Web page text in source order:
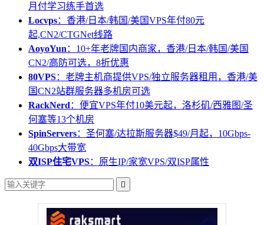
月付学习练手首选
Locvps：香港/日本/韩国/美国VPS年付80元
起,CN2/CTGNet线路
AoyoYun ：10+年老牌国内商家，香港/日本/韩国/美国
CN2/高防可选，8折优惠
80VPS：老牌主机商提供VPS/独立服务器租用，香港/美
国CN2站群服务器多机房可选
RackNerd ：便宜VPS年付10美元起，洛杉矶/西雅图/圣
何塞等13个机房
SpinServers：圣何塞/达拉斯服务器$49/月起，10Gbps-
40Gbps大带宽
双ISP住宅VPS：原生IP/家宽VPS/双ISP属性
